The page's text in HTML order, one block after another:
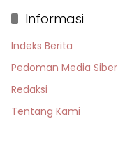
Informasi
Indeks Berita
Pedoman Media Siber
Redaksi
Tentang Kami